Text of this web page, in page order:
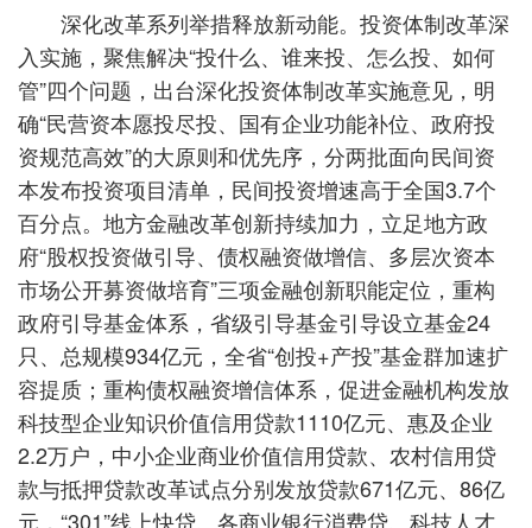
深化改革系列举措释放新动能。投资体制改革深
入实施，聚焦解决“投什么、谁来投、怎么投、如何
管”四个问题，出台深化投资体制改革实施意见，明
确“民营资本愿投尽投、国有企业功能补位、政府投
资规范高效”的大原则和优先序，分两批面向民间资
本发布投资项目清单，民间投资增速高于全国3.7个
百分点。地方金融改革创新持续加力，立足地方政
府“股权投资做引导、债权融资做增信、多层次资本
市场公开募资做培育”三项金融创新职能定位，重构
政府引导基金体系，省级引导基金引导设立基金24
只、总规模934亿元，全省“创投+产投”基金群加速扩
容提质；重构债权融资增信体系，促进金融机构发放
科技型企业知识价值信用贷款1110亿元、惠及企业
2.2万户，中小企业商业价值信用贷款、农村信用贷
款与抵押贷款改革试点分别发放贷款671亿元、86亿
元，“301”线上快贷、各商业银行消费贷、科技人才